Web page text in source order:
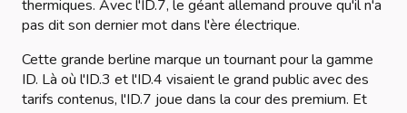
thermiques. Avec l'ID.7, le géant allemand prouve qu'il n'a
pas dit son dernier mot dans l'ère électrique.
Cette grande berline marque un tournant pour la gamme
ID. Là où l'ID.3 et l'ID.4 visaient le grand public avec des
tarifs contenus, l'ID.7 joue dans la cour des premium. Et